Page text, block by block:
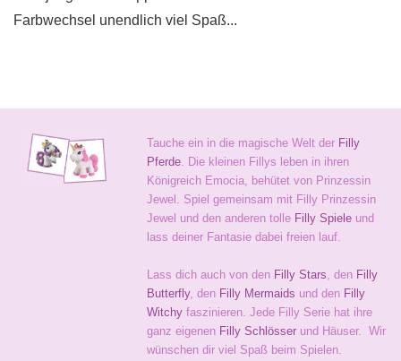
Farbwechsel unendlich viel Spaß...
Tauche ein in die magische Welt der Filly
Pferde. Die kleinen Fillys leben in ihren
Königreich Emocia, behütet von Prinzessin
Jewel. Spiel gemeinsam mit Filly Prinzessin
Jewel und den anderen tolle Filly Spiele und
lass deiner Fantasie dabei freien lauf.
Lass dich auch von den Filly Stars, den Filly
Butterfly, den Filly Mermaids und den Filly
Witchy faszinieren. Jede Filly Serie hat ihre
ganz eigenen Filly Schlösser und Häuser. Wir
wünschen dir viel Spaß beim Spielen.